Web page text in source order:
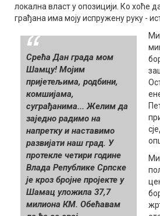
локална власт у опозицији. Ко хоће
грађана има моју испружену руку -
Срећа Дан града мом
Шамцу! Мојим
пријетељима, родбини,
комшијама,
суграђанима... Желим да
заједно радимо на
напретку и наставимо
развијати наш град. У
протекле четири године
Влада Републике Српске
је кроз бројне пројекте у
Шамац уложила 37,7
милиона КМ. Обећавам